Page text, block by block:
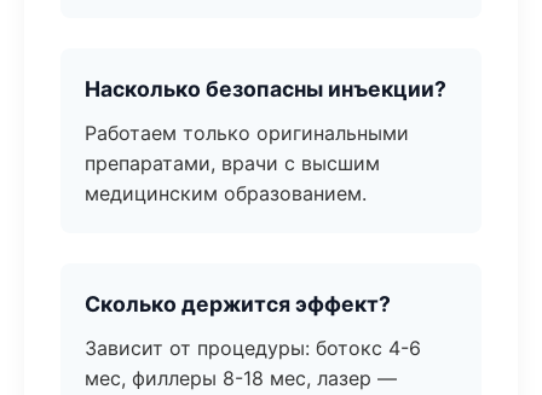
Насколько безопасны инъекции?
Работаем только оригинальными
препаратами, врачи с высшим
медицинским образованием.
Сколько держится эффект?
Зависит от процедуры: ботокс 4-6
мес, филлеры 8-18 мес, лазер —